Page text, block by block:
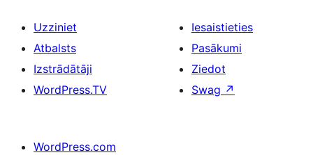
Uzziniet
Atbalsts
Izstrādātāji
WordPress.TV
Iesaistieties
Pasākumi
Ziedot
Swag ↗
WordPress.com